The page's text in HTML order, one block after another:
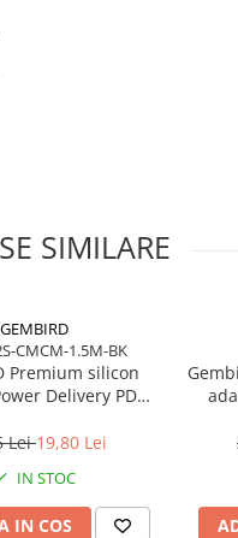
SIMILARE
GEMBIRD
CMCM-1.5M-BK
Premium silicon
Delivery PD
black
Lei19,80 Lei
IN STOC
IN COS